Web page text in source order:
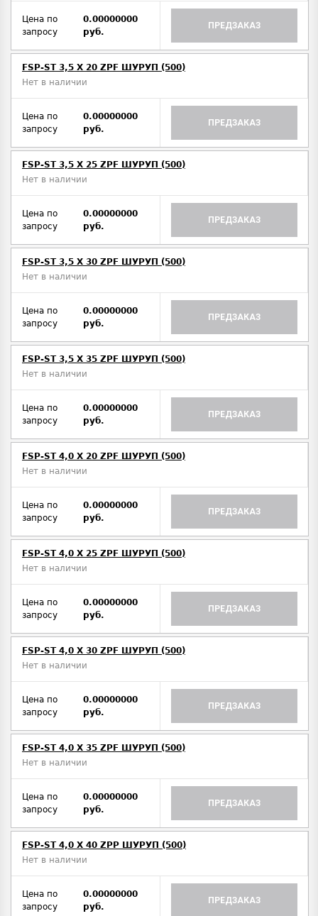
Цена по
запросу
0.00000000
руб.
ПРЕДЗАКАЗ
FSP-ST 3,5 X 20 ZPF ШУРУП (500)
Нет в наличии
Цена по
запросу
0.00000000
руб.
ПРЕДЗАКАЗ
FSP-ST 3,5 X 25 ZPF ШУРУП (500)
Нет в наличии
Цена по
запросу
0.00000000
руб.
ПРЕДЗАКАЗ
FSP-ST 3,5 X 30 ZPF ШУРУП (500)
Нет в наличии
Цена по
запросу
0.00000000
руб.
ПРЕДЗАКАЗ
FSP-ST 3,5 X 35 ZPF ШУРУП (500)
Нет в наличии
Цена по
запросу
0.00000000
руб.
ПРЕДЗАКАЗ
FSP-ST 4,0 X 20 ZPF ШУРУП (500)
Нет в наличии
Цена по
запросу
0.00000000
руб.
ПРЕДЗАКАЗ
FSP-ST 4,0 X 25 ZPF ШУРУП (500)
Нет в наличии
Цена по
запросу
0.00000000
руб.
ПРЕДЗАКАЗ
FSP-ST 4,0 X 30 ZPF ШУРУП (500)
Нет в наличии
Цена по
запросу
0.00000000
руб.
ПРЕДЗАКАЗ
FSP-ST 4,0 X 35 ZPF ШУРУП (500)
Нет в наличии
Цена по
запросу
0.00000000
руб.
ПРЕДЗАКАЗ
FSP-ST 4,0 X 40 ZPP ШУРУП (500)
Нет в наличии
Цена по
запросу
0.00000000
руб.
ПРЕДЗАКАЗ